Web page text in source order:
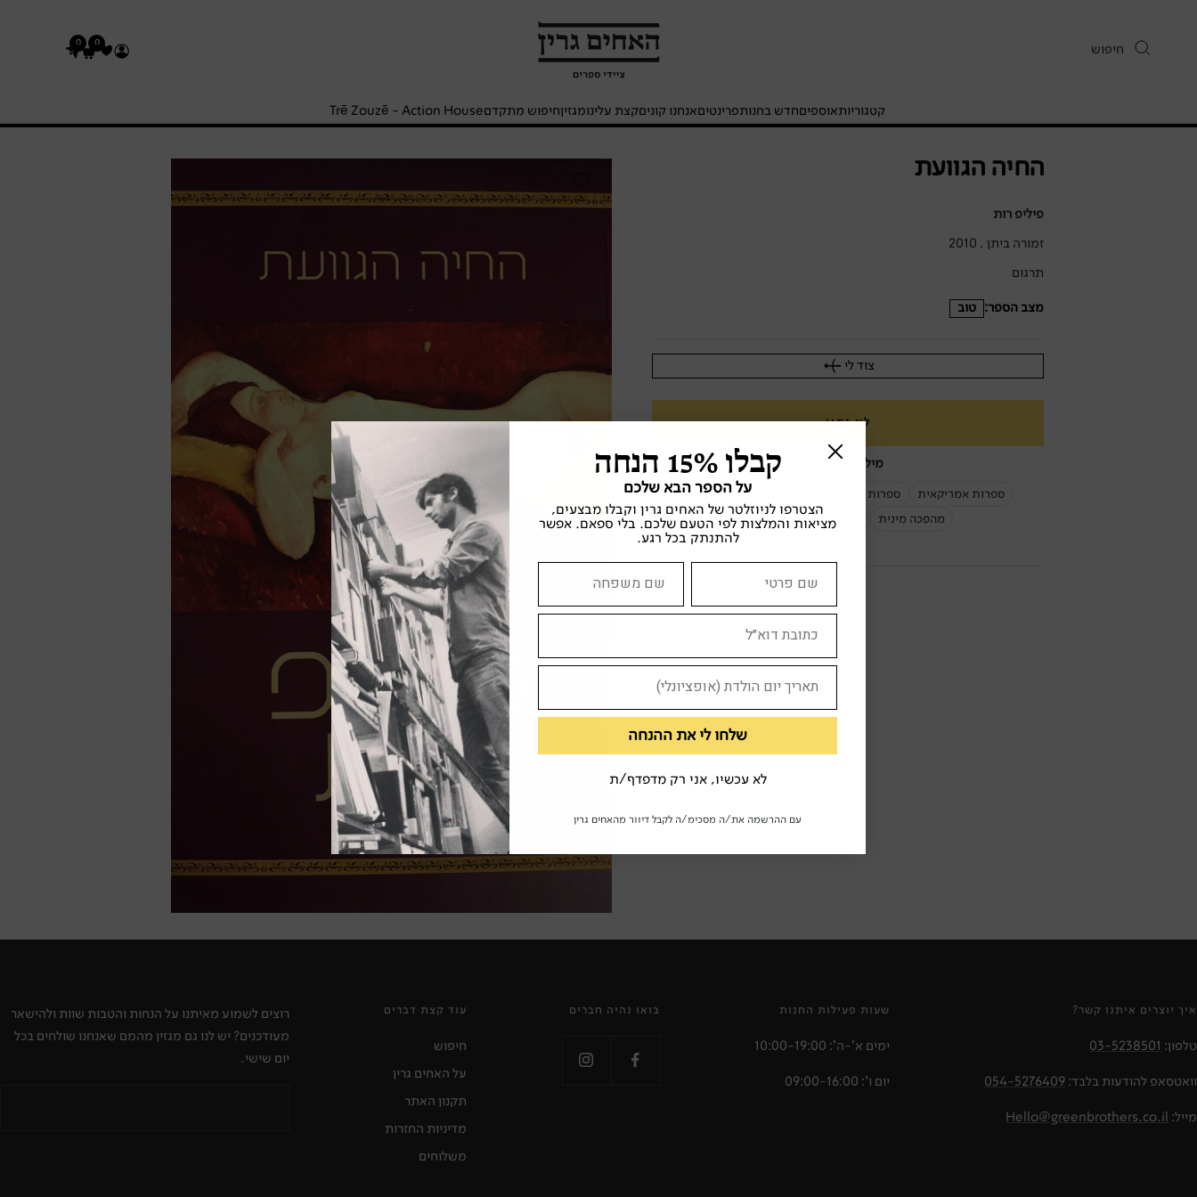
האחים
גרין
ספרים
0
0
קטגוריותאוספיםחדש בחנותפרינטיםאנחנו קוניםקצת עלינומגזיןחיפוש מתקדםTrē Zouzē - Action House
החיה הגוועת
פיליפ רות
זמורה ביתן , 2010
תרגום
מצב הספר: טוב
צוד לי
לא זמין
מילות מפתח:
ספרות אמריקאית ספרות אנגלית ספרות יהודית
אקדמיה
מהפכה מינית
ביקורת תרבות רומן
הגוועת
איך יוצרים איתנו קשר?
טלפון: 03-5238501
וואטסאפ להודעות בלבד: 054-5276409
מייל: Hello@greenbrothers.co.il
שעות פעילות החנות
ימים א'-ה': 10:00-19:00
יום ו': 09:00-16:00
בואו נהיה חברים עוד קצת דברים
חיפוש
על האחים גרין
תקנון האתר
מדיניות החזרות
משלוחים
רוצים לשמוע מאיתנו על הנחות והטבות שוות ולהישאר
מעודכנים? יש לנו גם מגזין מהמם שאנחנו שולחים בכל
יום שישי.
קבלו 15% הנחה
על הספר הבא שלכם
הצטרפו לניוזלטר של האחים גרין וקבלו מבצעים,
מציאות והמלצות לפי הטעם שלכם. בלי ספאם. אפשר
להתנתק בכל רגע.
שלחו לי את ההנחה
לא עכשיו, אני רק מדפדף/ת
עם ההרשמה את/ה מסכימ/ה לקבל דיוור מהאחים גרין